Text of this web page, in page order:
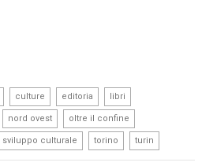
culture editoria libri
nord ovest oltre il confine
sviluppo culturale torino turin